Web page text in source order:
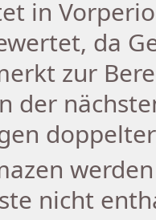
in
da
zur
der
nicht